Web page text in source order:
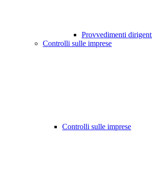
Provvedimenti
Controlli sulle imprese
Controlli sulle imprese